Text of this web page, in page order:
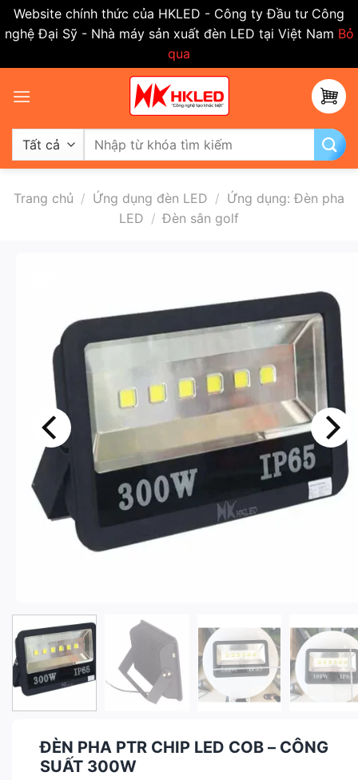
Website chính thức của HKLED - Công ty Đầu tư Công
nghệ Đại Sỹ - Nhà máy sản xuất đèn LED tại Việt Nam Bỏ
qua
qua
dung
Tìm
kiếm:
Trang chủ / Ứng dụng đèn LED / Ứng dụng: Đèn pha
LED / Đèn sân golf
ĐÈN PHA PTR CHIP LED COB – CÔNG
SUẤT 300W